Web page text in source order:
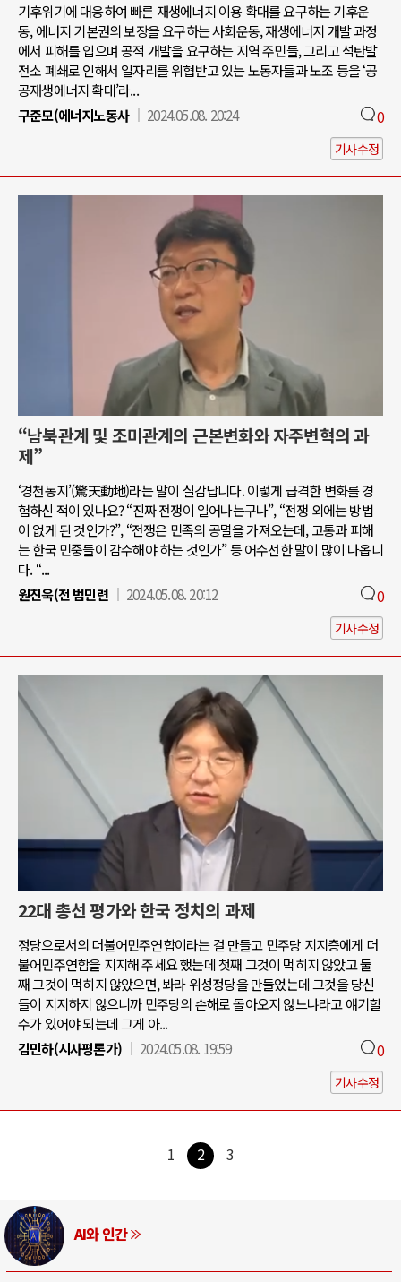
기후위기에 대응하여 빠른 재생에너지 이용 확대를 요구하는 기후운
동, 에너지 기본권의 보장을 요구하는 사회운동, 재생에너지 개발 과정
에서 피해를 입으며 공적 개발을 요구하는 지역 주민들, 그리고 석탄발
전소 폐쇄로 인해서 일자리를 위협받고 있는 노동자들과 노조 등을 ‘공
공재생에너지 확대’라...
구준모(에너지노동사
2024.05.08. 20:24 0
기사수정
“남북관계 및 조미관계의 근본변화와 자주변혁의 과
제”
‘경천동지’(驚天動地)라는 말이 실감납니다. 이렇게 급격한 변화를 경
험하신 적이 있나요? “진짜 전쟁이 일어나는구나”, “전쟁 외에는 방법
이 없게 된 것인가?”, “전쟁은 민족의 공멸을 가져오는데, 고통과 피해
는 한국 민중들이 감수해야 하는 것인가” 등 어수선한 말이 많이 나옵니
다. “...
원진욱(전 범민련
2024.05.08. 20:12 0
기사수정
22대 총선 평가와 한국 정치의 과제
정당으로서의 더불어민주연합이라는 걸 만들고 민주당 지지층에게 더
불어민주연합을 지지해 주세요 했는데 첫째 그것이 먹히지 않았고 둘
째 그것이 먹히지 않았으면, 봐라 위성정당을 만들었는데 그것을 당신
들이 지지하지 않으니까 민주당의 손해로 돌아오지 않느냐라고 얘기할
수가 있어야 되는데 그게 아...
김민하(시사평론가)
2024.05.08. 19:59 0
기사수정
1 2 3
AI와 인간